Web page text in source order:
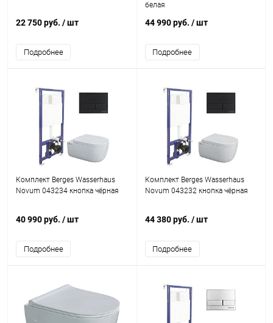
22 750 руб. / шт
Подробнее
белая
44 990 руб. / шт
Подробнее
Комплект Berges Wasserhaus
Novum 043234 кнопка чёрная
40 990 руб. / шт
Подробнее
Комплект Berges Wasserhaus
Novum 043232 кнопка чёрная
44 380 руб. / шт
Подробнее